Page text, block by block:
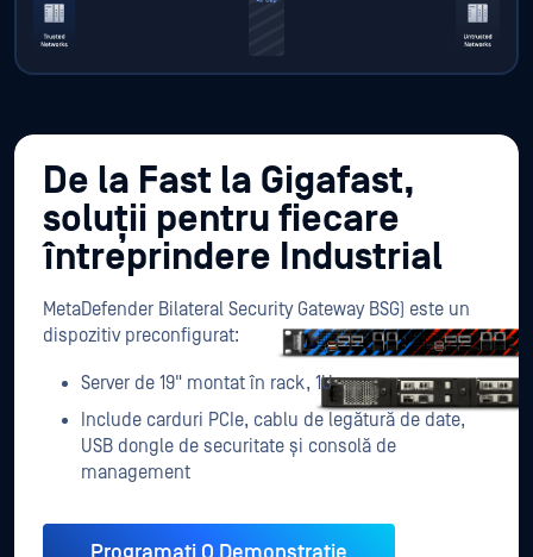
De la Fast la Gigafast,
soluții pentru fiecare
întreprindere Industrial
MetaDefender Bilateral Security Gateway BSG) este un
dispozitiv preconfigurat:
Server de 19" montat în rack, 1U
Include carduri PCIe, cablu de legătură de date,
USB dongle de securitate și consolă de
management